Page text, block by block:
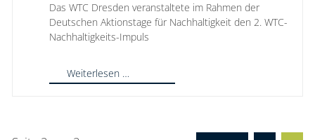
Das WTC Dresden veranstaltete im Rahmen der
Deutschen Aktionstage für Nachhaltigkeit den 2. WTC-
Nachhaltigkeits-Impuls
Weiterlesen …